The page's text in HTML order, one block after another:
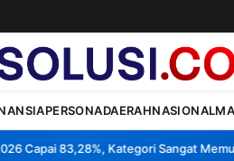
PERSONADAERAHNASIONAL
83,28%, Kategori Sangat